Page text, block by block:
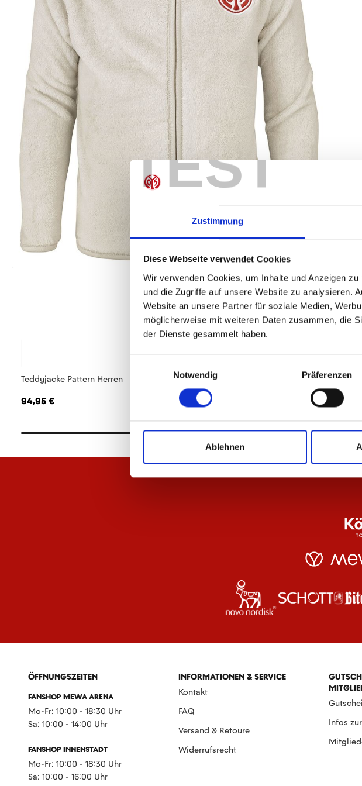
TEST
Zustimmung
Diese Webseite verwendet Cookies
Wir verwenden Cookies, um Inhalte und Anzeigen
und die Zugriffe auf unsere Website zu analysieren.
Website an unsere Partner für soziale Medien,
möglicherweise mit weiteren Daten zusammen, die
der Dienste gesammelt haben.
Notwendig
Präferenzen
Ablehnen
Teddyjacke Pattern Herren
94,95 €
Baby-Jacke Meenzer
34,95 €
ÖFFNUNGSZEITEN
FANSHOP MEWA ARENA
Mo-Fr: 10:00 - 18:30 Uhr
Sa: 10:00 - 14:00 Uhr
FANSHOP INNENSTADT
Mo-Fr: 10:00 - 18:30 Uhr
Sa: 10:00 - 16:00 Uhr
INFORMATIONEN & SERVICE
Kontakt
FAQ
Versand & Retoure
Widerrufsrecht
Infos